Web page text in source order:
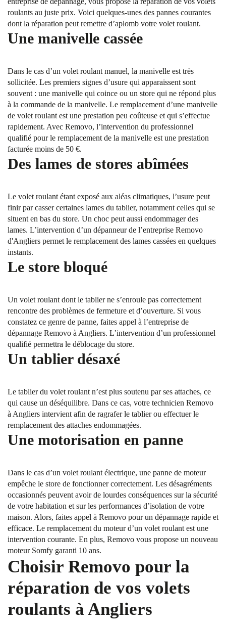
roulants au juste prix. Voici quelques-unes des pannes courantes
dont la réparation peut remettre d’aplomb votre volet roulant.
Une manivelle cassée
Dans le cas d’un volet roulant manuel, la manivelle est très
sollicitée. Les premiers signes d’usure qui apparaissent sont
souvent : une manivelle qui coince ou un store qui ne répond plus
à la commande de la manivelle. Le remplacement d’une manivelle
de volet roulant est une prestation peu coûteuse et qui s’effectue
rapidement. Avec Removo, l’intervention du professionnel
qualifié pour le remplacement de la manivelle est une prestation
facturée moins de 50 €.
Des lames de stores abîmées
Le volet roulant étant exposé aux aléas climatiques, l’usure peut
finir par casser certaines lames du tablier, notamment celles qui se
situent en bas du store. Un choc peut aussi endommager des
lames. L’intervention d’un dépanneur de l’entreprise Removo
d'Angliers permet le remplacement des lames cassées en quelques
instants.
Le store bloqué
Un volet roulant dont le tablier ne s’enroule pas correctement
rencontre des problèmes de fermeture et d’ouverture. Si vous
constatez ce genre de panne, faites appel à l’entreprise de
dépannage Removo à Angliers. L’intervention d’un professionnel
qualifié permettra le déblocage du store.
Un tablier désaxé
Le tablier du volet roulant n’est plus soutenu par ses attaches, ce
qui cause un déséquilibre. Dans ce cas, votre technicien Removo
à Angliers intervient afin de ragrafer le tablier ou effectuer le
remplacement des attaches endommagées.
Une motorisation en panne
Dans le cas d’un volet roulant électrique, une panne de moteur
empêche le store de fonctionner correctement. Les désagréments
occasionnés peuvent avoir de lourdes conséquences sur la sécurité
de votre habitation et sur les performances d’isolation de votre
maison. Alors, faites appel à Removo pour un dépannage rapide et
efficace. Le remplacement du moteur d’un volet roulant est une
intervention courante. En plus, Removo vous propose un nouveau
moteur Somfy garanti 10 ans.
Choisir Removo pour la
réparation de vos volets
roulants à Angliers